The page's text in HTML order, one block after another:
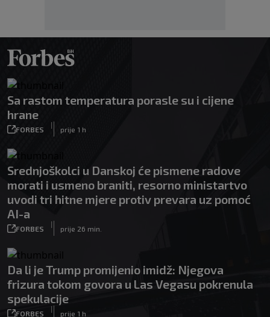
Sa rastom temperatura porasle su i cijene
hrane
FORBES
|
prije 1 h
Srednjoškolci u Danskoj će pismene radove
morati i usmeno braniti, resorno ministartvo
uvodi tri hitne mjere protiv prevara uz pomoć
AI-a
FORBES
|
prije 26 min.
Da li je Trump promijenio imidž: Njegova
frizura tokom govora u Las Vegasu pokrenula
spekulacije
FORBES
|
prije 1 h